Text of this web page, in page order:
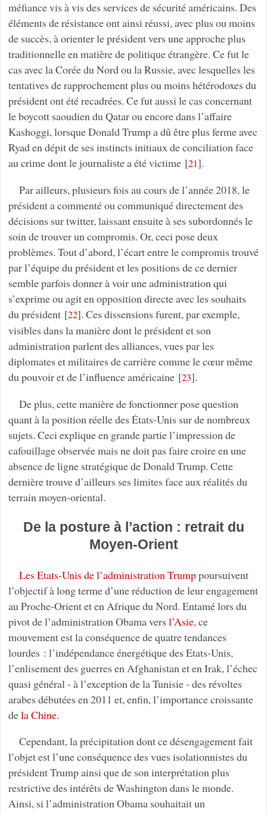
méfiance vis à vis des services de sécurité américains. Des
éléments de résistance ont ainsi réussi, avec plus ou moins
de succès, à orienter le président vers une approche plus
traditionnelle en matière de politique étrangère. Ce fut le
cas avec la Corée du Nord ou la Russie, avec lesquelles les
tentatives de rapprochement plus ou moins hétérodoxes du
président ont été recadrées. Ce fut aussi le cas concernant
le boycott saoudien du Qatar ou encore dans l’affaire
Kashoggi, lorsque Donald Trump a dû être plus ferme avec
Ryad en dépit de ses instincts initiaux de conciliation face
au crime dont le journaliste a été victime[21].
Par ailleurs, plusieurs fois au cours de l’année 2018, le
président a commenté ou communiqué directement des
décisions sur twitter, laissant ensuite à ses subordonnés le
soin de trouver un compromis. Or, ceci pose deux
problèmes. Tout d’abord, l’écart entre le compromis trouvé
par l’équipe du président et les positions de ce dernier
semble parfois donner à voir une administration qui
s’exprime ou agit en opposition directe avec les souhaits
du président[22]. Ces dissensions furent, par exemple,
visibles dans la manière dont le président et son
administration parlent des alliances, vues par les
diplomates et militaires de carrière comme le cœur même
du pouvoir et de l’influence américaine[23].
De plus, cette manière de fonctionner pose question
quant à la position réelle des États-Unis sur de nombreux
sujets. Ceci explique en grande partie l’impression de
cafouillage observée mais ne doit pas faire croire en une
absence de ligne stratégique de Donald Trump. Cette
dernière trouve d’ailleurs ses limites face aux réalités du
terrain moyen-oriental.
De la posture à l’action : retrait du
Moyen-Orient
Les Etats-Unis de l’administration Trumppoursuivent
l’objectif à long terme d’une réduction de leur engagement
au Proche-Orient et en Afrique du Nord. Entamé lors du
pivot de l’administration Obama vers l’Asie, ce
mouvement est la conséquence de quatre tendances
lourdes : l’indépendance énergétique des Etats-Unis,
l’enlisement des guerres en Afghanistan et en Irak, l’échec
quasi général - à l’exception de la Tunisie - des révoltes
arabes débutées en 2011 et, enfin, l’importance croissante
dela Chine.
Cependant, la précipitation dont ce désengagement fait
l’objet est l’une conséquence des vues isolationnistes du
président Trump ainsi que de son interprétation plus
restrictive des intérêts de Washington dans le monde.
Ainsi, si l’administration Obama souhaitait un